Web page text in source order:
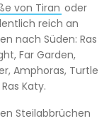
von Tiran oder
reich an
nach Süden: Ras
Far Garden,
Amphoras, Turtle
Katy.
Steilabbrüchen